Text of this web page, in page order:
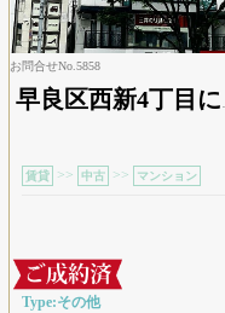
お問合せNo.5858
早良区西新4丁目に位置するビルのテナント区画です
賃貸 >> 中古 >> マンション
Type:その他